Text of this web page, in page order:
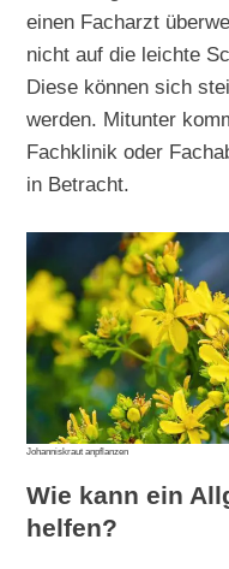
einen Facharzt
nicht auf die leichte
Diese können sich
werden. Mitunter
Fachklinik oder
in Betracht.
Johanniskraut anpflanzen
Wie kann ein
helfen?